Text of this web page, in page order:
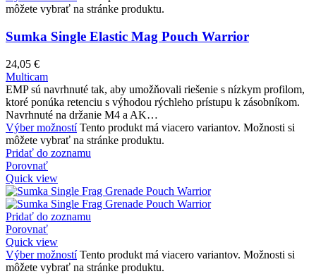
môžete vybrať na stránke produktu.
Sumka Single Elastic Mag Pouch Warrior
24,05 €
Multicam
EMP sú navrhnuté tak, aby umožňovali riešenie s nízkym profilom,
ktoré ponúka retenciu s výhodou rýchleho prístupu k zásobníkom.
Navrhnuté na držanie M4 a AK…
Výber možností Tento produkt má viacero variantov. Možnosti si
môžete vybrať na stránke produktu.
Pridať do zoznamu
Porovnať
Quick view
Pridať do zoznamu
Porovnať
Quick view
Výber možností Tento produkt má viacero variantov. Možnosti si
môžete vybrať na stránke produktu.